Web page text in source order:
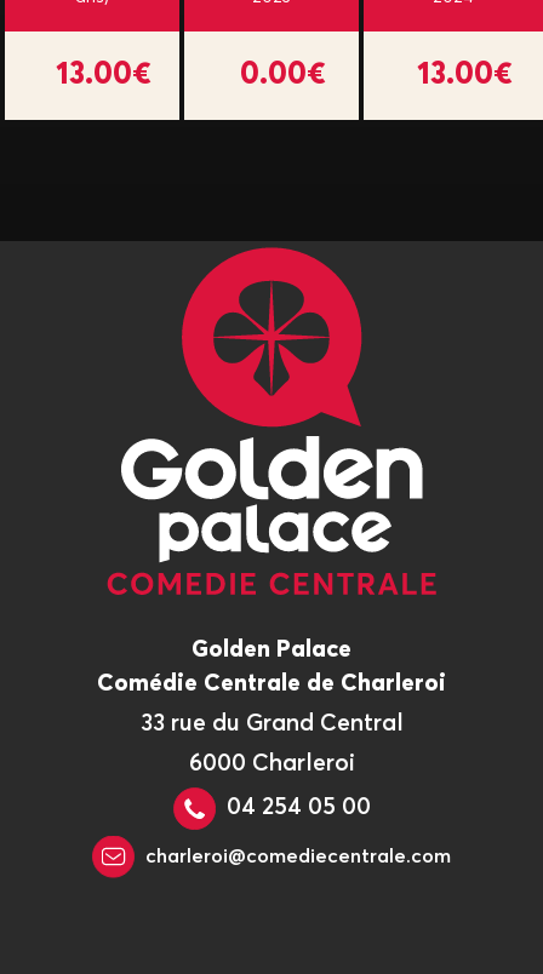
13.00€ 0.00€ 13.00€
Golden Palace
Comédie Centrale de Charleroi
33 rue du Grand Central
6000 Charleroi
04 254 05 00
charleroi@comediecentrale.com